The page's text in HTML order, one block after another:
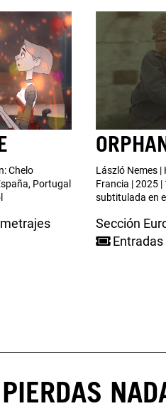
Chelo
Portugal
László Nemes |
Francia | 2025 |
subtitulada en
Sección
Entradas